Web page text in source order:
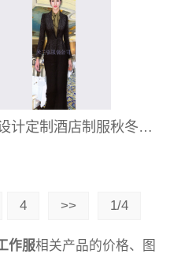
设计定制酒店制服秋冬工作服,企业酒店制服工作服订制「免费设计」
4 >> 1/4
作服相关产品的价格、图